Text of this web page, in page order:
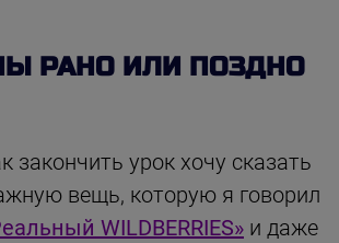
РАНО ИЛИ ПОЗДНО
закончить урок хочу сказать
вещь, которую я говорил
WILDBERRIES» и даже